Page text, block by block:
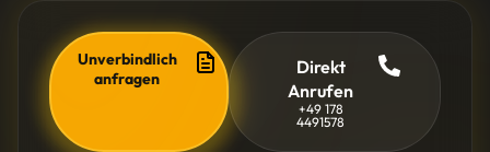
Unverbindlich
anfragen
Direkt
Anrufen
+49 178
4491578